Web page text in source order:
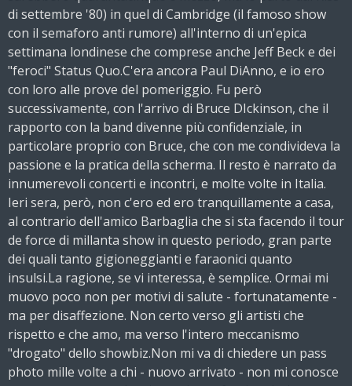
di settembre '80) in quel di Cambridge (il famoso show
con il semaforo anti rumore) all'interno di un'epica
settimana londinese che comprese anche Jeff Beck e dei
"feroci" Status Quo.C'era ancora Paul DiAnno, e io ero
con loro alle prove del pomeriggio. Fu però
successivamente, con l'arrivo di Bruce DIckinson, che il
rapporto con la band divenne più confidenziale, in
particolare proprio con Bruce, che con me condivideva la
passione e la pratica della scherma. Il resto è narrato da
innumerevoli concerti e incontri, e molte volte in Italia.
Ieri sera, però, non c'ero ed ero tranquillamente a casa,
al contrario dell'amico Barbaglia che si sta facendo il tour
de force di millanta show in questo periodo, gran parte
dei quali tanto gigioneggianti e faraonici quanto
insulsi.La ragione, se vi interessa, è semplice. Ormai mi
muovo poco non per motivi di salute - fortunatamente -
ma per disaffezione. Non certo verso gli artisti che
rispetto e che amo, ma verso l'intero meccanismo
"drogato" dello showbiz.Non mi va di chiedere un pass
photo mille volte a chi - nuovo arrivato - non mi conosce